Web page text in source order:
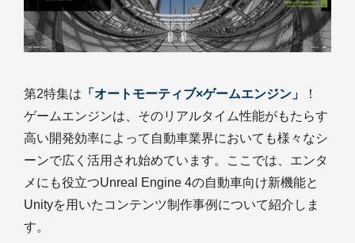
第2特集は 「オートモーティブ×ゲームエンジン」
！
ゲームエンジンは、そのリアルタイム性能がもたらす
高い開発効率によって自動車業界においても様々なシ
ーンで広く活用され始めています。ここでは、エンタ
メにも役立つUnreal Engine 4の自動車向け新機能と
Unityを用いたコンテンツ制作事例について紹介しま
す。